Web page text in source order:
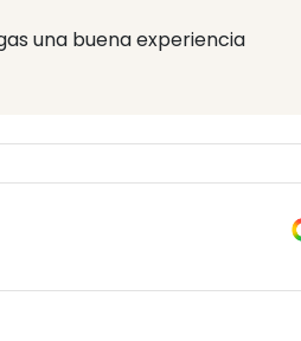
una buena experiencia